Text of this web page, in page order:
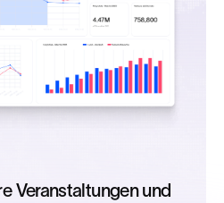
Veranstaltungen und